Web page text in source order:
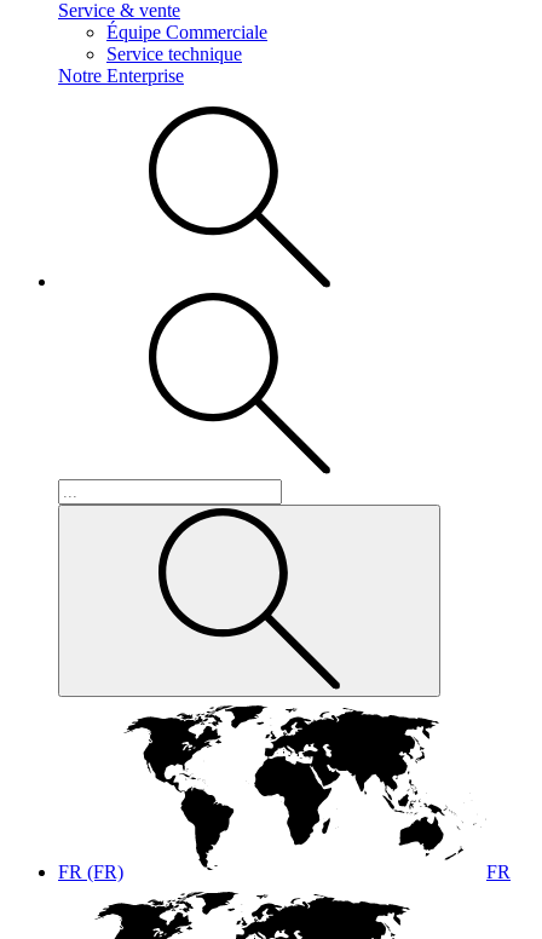
Service & vente
Équipe Commerciale
Service technique
Notre Enterprise
FR (FR) FR